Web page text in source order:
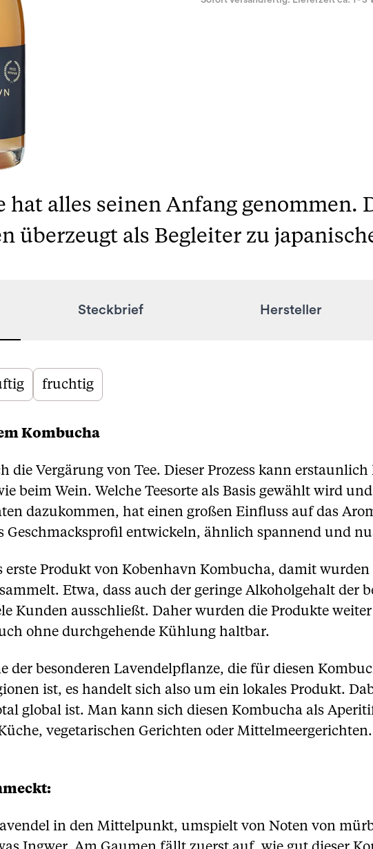
alles seinen Anfang genommen.
überzeugt als Begleiter zu
Steckbrief Hersteller
fruchtig
Kombucha
die Vergärung von Tee. Dieser Prozess kann
beim Wein. Welche Teesorte als Basis gewählt wird
dazukommen, hat einen großen Einfluss auf das
Geschmacksprofil entwickeln, ähnlich spannend und
erste Produkt von Kobenhavn Kombucha, damit wurden
Etwa, dass auch der geringe Alkoholgehalt der
Kunden ausschließt. Daher wurden die Produkte
ohne durchgehende Kühlung haltbar.
der besonderen Lavendelpflanze, die für diesen
ist, es handelt sich also um ein lokales Produkt.
global ist. Man kann sich diesen Kombucha als
vegetarischen Gerichten oder
in den Mittelpunkt, umspielt von Noten von